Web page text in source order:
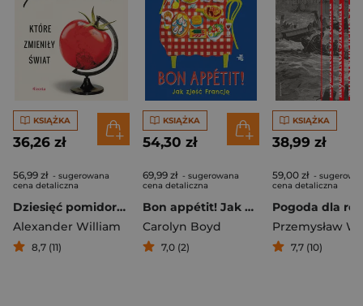
KSIĄŻKA
36,26 zł
56,99 zł - sugerowana
cena detaliczna
Dziesięć pomidorów, które zmieniły świat
Alexander William
8,7 (11)
KSIĄŻKA
54,30 zł
69,99 zł - sugerowana
cena detaliczna
Bon appétit! Jak zjeść Francję
Carolyn Boyd
7,0 (2)
KSIĄŻKA
38,99 zł
59,00 zł -
cena detaliczna
7,7 (10)